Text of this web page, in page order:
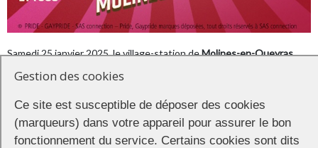
Samedi 25 janvier 2025, le village-station deMolines-en-Queyras,
l’Office de tourisme de Guillestrois et du Queyras, en collaboration
avec la Régie des stations du Queyras, cet événement célèbre
l’acceptation de soi, la diversité et l’inclusion jusque dans les vallées
rurales de montagne.
Gestion des cookies
Ce site est susceptible de déposer des cookies
(marqueurs) dans votre appareil pour assurer le bon
fonctionnement du service. Certains cookies sont dits